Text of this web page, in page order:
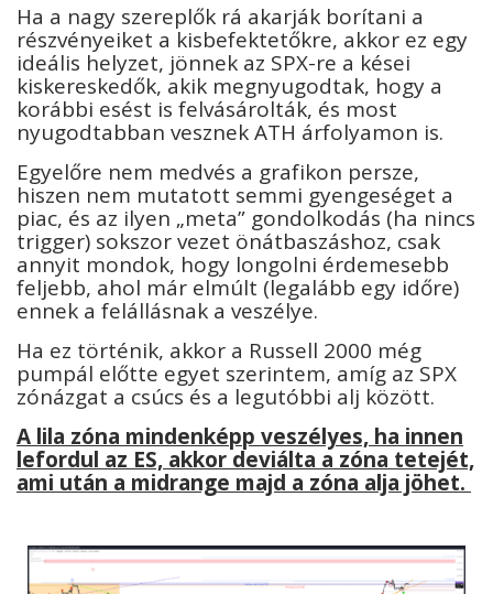
Ha a nagy szereplők rá akarják borítani a
részvényeiket a kisbefektetőkre, akkor ez egy
ideális helyzet, jönnek az SPX-re a kései
kiskereskedők, akik megnyugodtak, hogy a
korábbi esést is felvásárolták, és most
nyugodtabban vesznek ATH árfolyamon is.
Egyelőre nem medvés a grafikon persze,
hiszen nem mutatott semmi gyengeséget a
piac, és az ilyen „meta” gondolkodás (ha nincs
trigger) sokszor vezet önátbaszáshoz, csak
annyit mondok, hogy longolni érdemesebb
feljebb, ahol már elmúlt (legalább egy időre)
ennek a felállásnak a veszélye.
Ha ez történik, akkor a Russell 2000 még
pumpál előtte egyet szerintem, amíg az SPX
zónázgat a csúcs és a legutóbbi alj között.
A lila zóna mindenképp veszélyes, ha innen
lefordul az ES, akkor deviálta a zóna tetejét,
ami után a midrange majd a zóna alja jöhet.